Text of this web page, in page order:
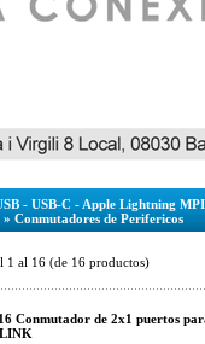
- USB-C - Apple Lightning
» Conmutadores de Perifericos
1 al 16 (de 16 productos)
Conmutador de 2x1 puertos